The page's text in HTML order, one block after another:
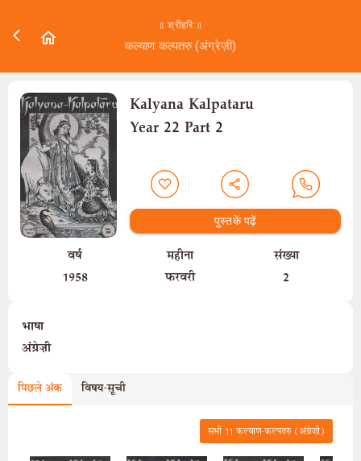
॥ श्रीहरि:॥
कल्याण कल्पतरु (अंग्रेज़ी)
Kalyana Kalpataru
Year 22 Part 2
पुस्तकें पढ़ें
वर्ष
1958
महीना
फरवरी
संख्या
2
भाषा
अंग्रेज़ी
पिछले अंक विषय-सूची
सभी 11 कल्याण-कल्पतरु (अंग्रेज़ी)